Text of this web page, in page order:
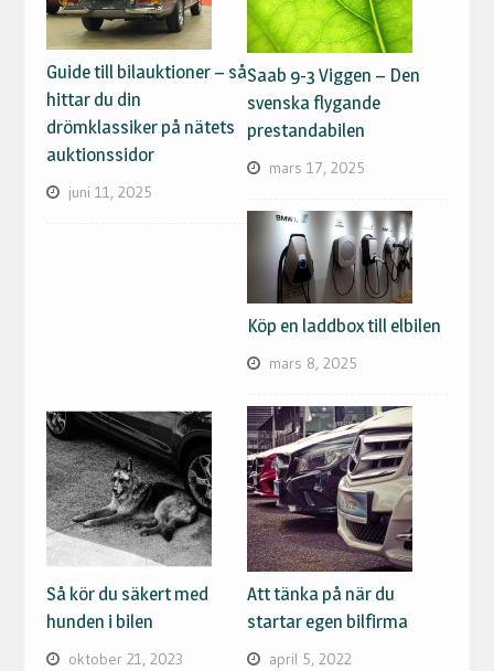
Guide till bilauktioner – så
hittar du din
drömklassiker på nätets
auktionssidor
juni 11, 2025
Saab 9-3 Viggen – Den
svenska flygande
prestandabilen
mars 17, 2025
Köp en laddbox till elbilen
mars 8, 2025
Så kör du säkert med
hunden i bilen
oktober 21, 2023
Att tänka på när du
startar egen bilfirma
april 5, 2022